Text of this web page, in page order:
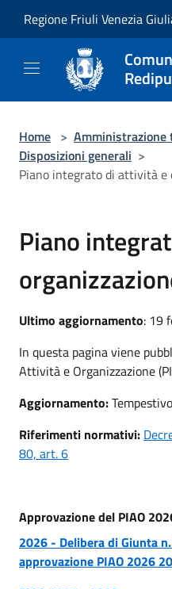
Regione Friuli Venezia
Home > Amministrazione
Disposizioni generali >
Piano integrato di attività e
Piano
Ultimo aggiornamento: 19
In questa pagina viene
Attività e Organizzazione
Aggiornamento:
Riferimenti normativi:
80, art. 6
Approvazione del PIAO
2026 - Delibera di Giunta
approvazione PIAO 2026